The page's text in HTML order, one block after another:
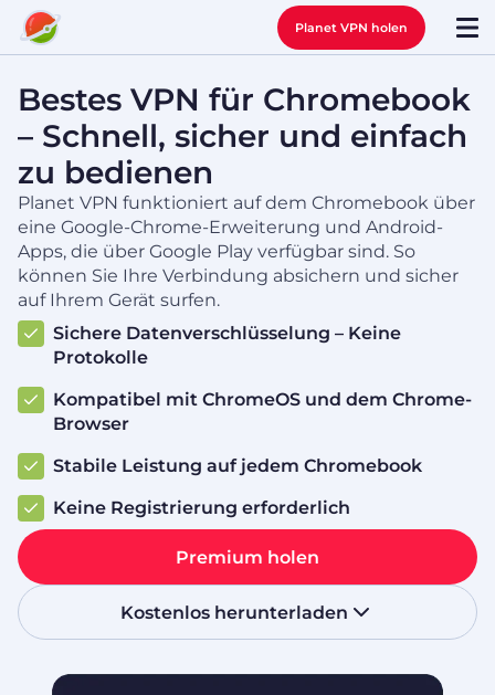
Planet VPN holen
Bestes VPN für Chromebook
– Schnell, sicher und einfach
zu bedienen
Planet VPN funktioniert auf dem Chromebook über
eine Google-Chrome-Erweiterung und Android-
Apps, die über Google Play verfügbar sind. So
können Sie Ihre Verbindung absichern und sicher
auf Ihrem Gerät surfen.
Sichere Datenverschlüsselung – Keine
Protokolle
Kompatibel mit ChromeOS und dem Chrome-
Browser
Stabile Leistung auf jedem Chromebook
Keine Registrierung erforderlich
Premium holen
Kostenlos herunterladen